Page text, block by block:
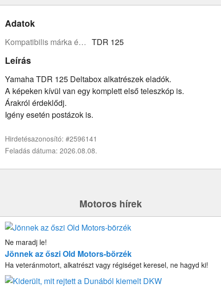
Adatok
Kompatibilis márka és modell: TDR 125
Leírás
Yamaha TDR 125 Deltabox alkatrészek eladók.
A képeken kívül van egy komplett első teleszkóp is.
Árakról érdeklődj.
Igény esetén postázok is.
Hirdetésazonosító: #2596141
Feladás dátuma: 2026.08.08.
Motoros hírek
Ne maradj le!
Jönnek az őszi Old Motors-börzék
Ha veteránmotort, alkatrészt vagy régiséget keresel, ne hagyd ki!